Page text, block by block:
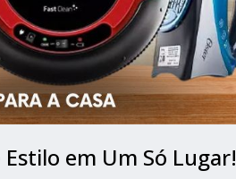
em Um Só Lugar!